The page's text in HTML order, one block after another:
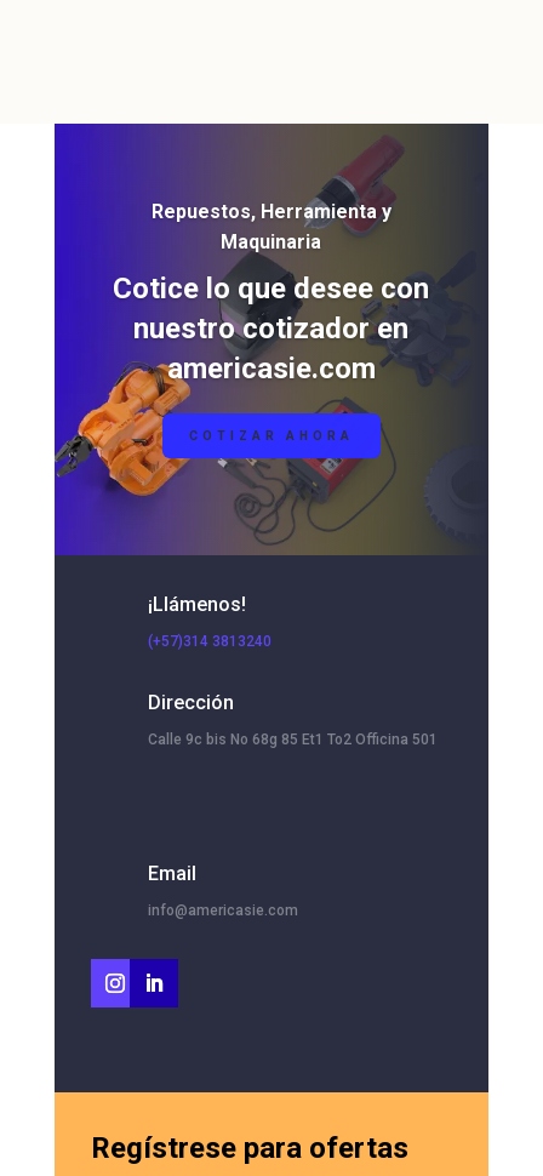
Repuestos, Herramienta y
Maquinaria
Cotice lo que desee con
nuestro cotizador en
americasie.com
COTIZAR AHORA
¡Llámenos!
(+57)314 3813240
Dirección
Calle 9c bis No 68g 85 Et1 To2 Officina 501
Email
info@americasie.com
Regístrese para ofertas